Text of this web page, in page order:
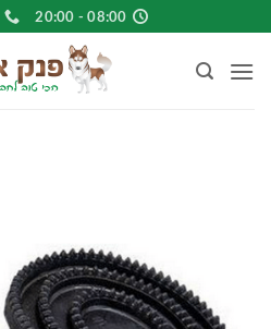
to
content
08:00 - 20:00